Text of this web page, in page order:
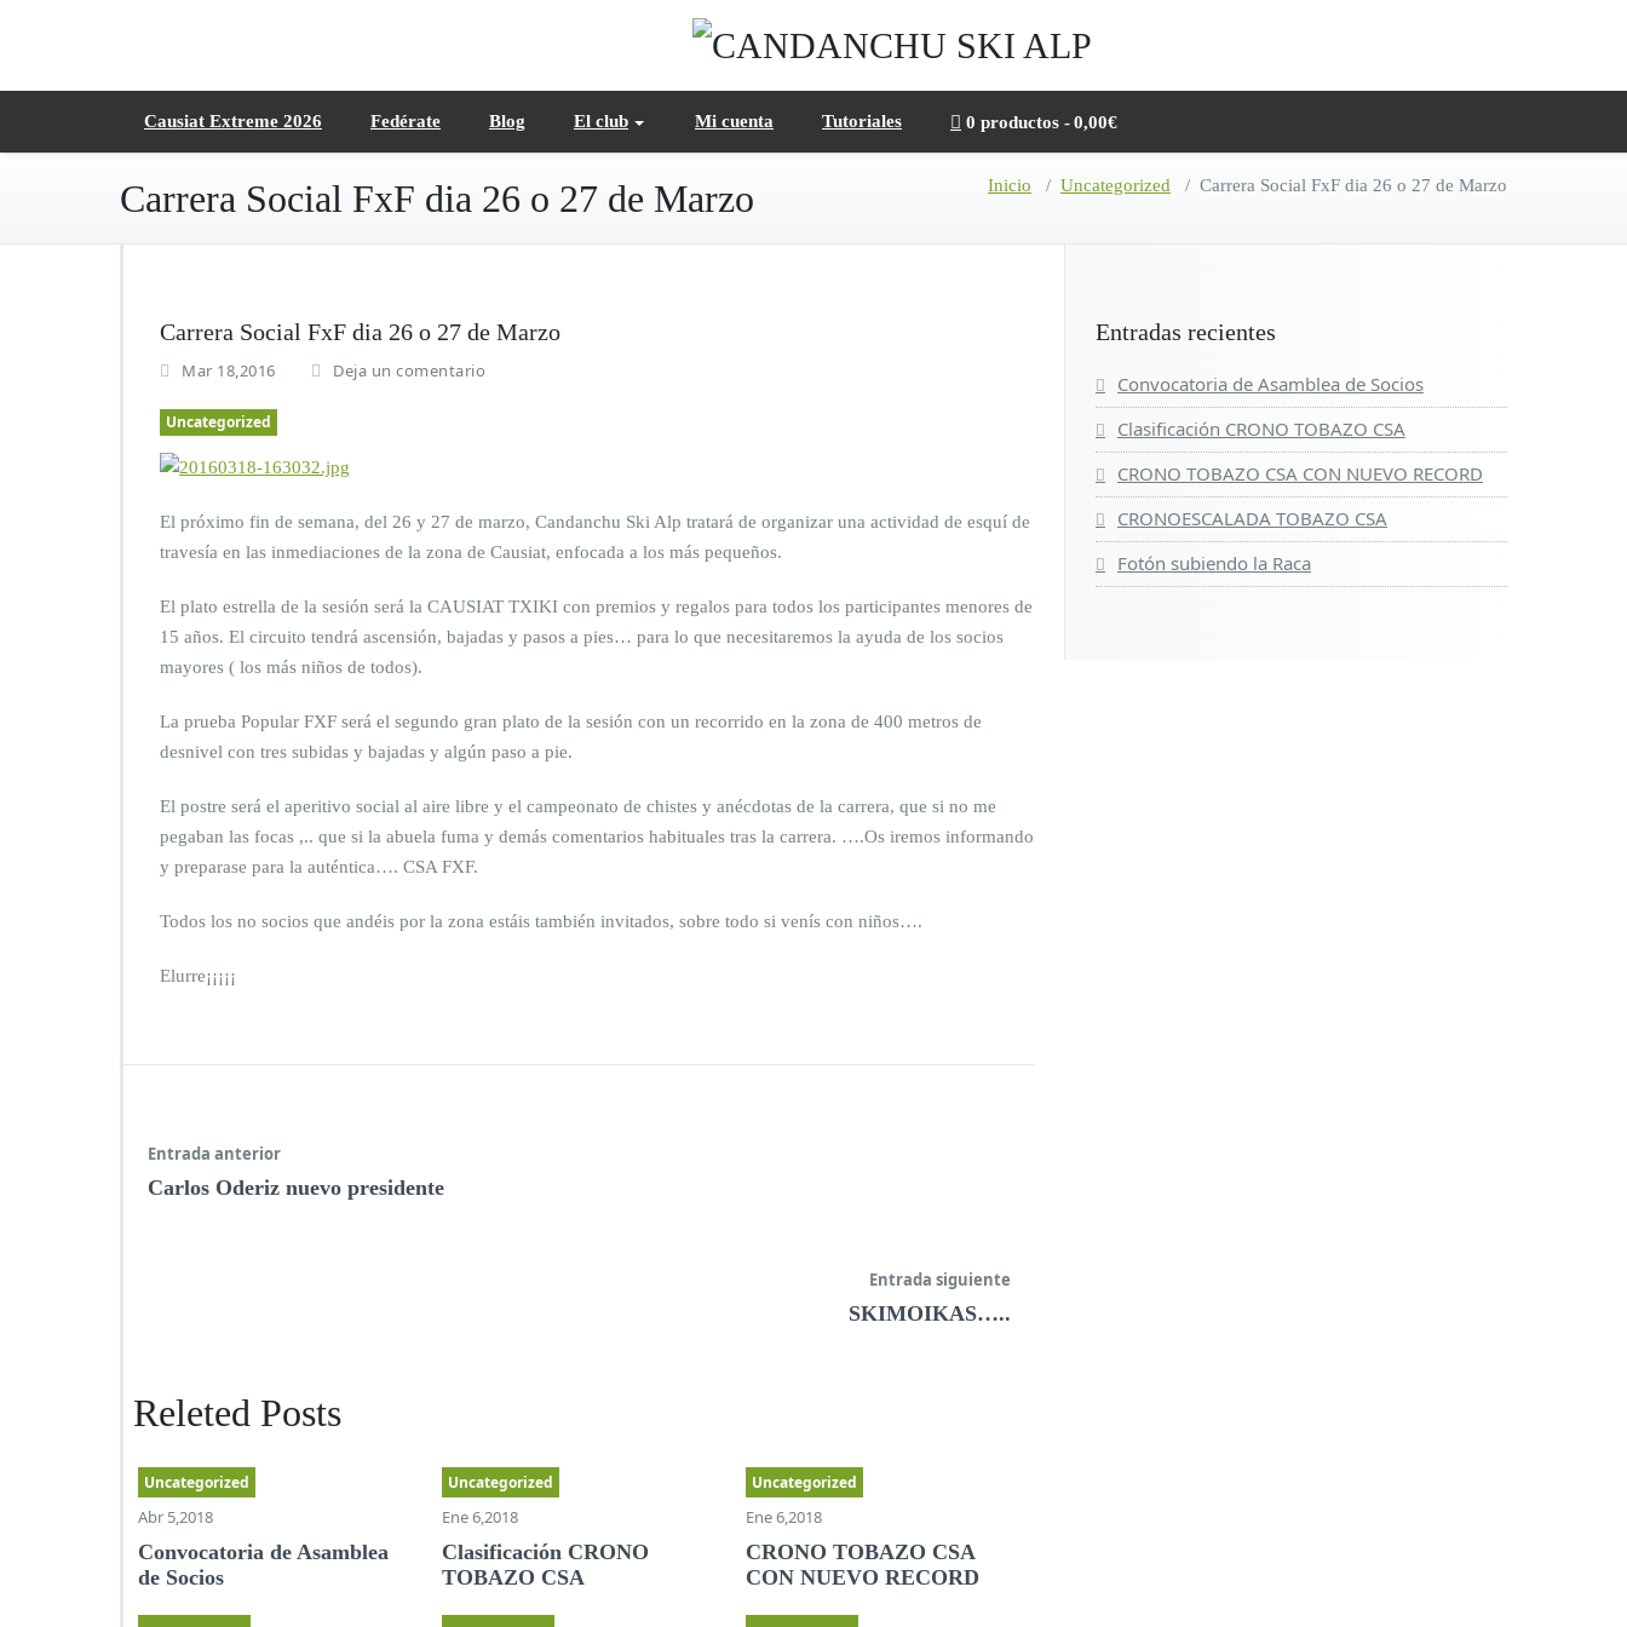
Causiat Extreme 2026 Fedérate Blog El club Mi cuenta Tutoriales 0 productos 0,00€
Carrera Social FxF dia 26 o 27 de Marzo Inicio / Uncategorized / Carrera Social FxF dia 26 o 27 de Marzo
Carrera Social FxF dia 26 o 27 de Marzo
Mar 18,2016 Deja un comentario
Uncategorized
El próximo fin de semana, del 26 y 27 de marzo, Candanchu Ski Alp tratará de organizar una actividad de esquí de
travesía en las inmediaciones de la zona de Causiat, enfocada a los más pequeños.
El plato estrella de la sesión será la CAUSIAT TXIKI con premios y regalos para todos los participantes menores de
15 años. El circuito tendrá ascensión, bajadas y pasos a pies… para lo que necesitaremos la ayuda de los socios
mayores ( los más niños de todos).
La prueba Popular FXF será el segundo gran plato de la sesión con un recorrido en la zona de 400 metros de
desnivel con tres subidas y bajadas y algún paso a pie.
El postre será el aperitivo social al aire libre y el campeonato de chistes y anécdotas de la carrera, que si no me
pegaban las focas ,.. que si la abuela fuma y demás comentarios habituales tras la carrera. ….Os iremos informando
y preparase para la auténtica…. CSA FXF.
Todos los no socios que andéis por la zona estáis también invitados, sobre todo si venís con niños….
Elurre¡¡¡¡¡
Entrada anterior
Carlos Oderiz nuevo presidente
Entrada siguiente
SKIMOIKAS…..
Releted Posts
Uncategorized
Abr 5,2018
Convocatoria de Asamblea
de Socios
Uncategorized
Ene 6,2018
Clasificación CRONO
TOBAZO CSA
Uncategorized
Ene 6,2018
CRONO TOBAZO CSA
CON NUEVO RECORD
Entradas recientes
Convocatoria de Asamblea de Socios
Clasificación CRONO TOBAZO CSA
CRONO TOBAZO CSA CON NUEVO RECORD
CRONOESCALADA TOBAZO CSA
Fotón subiendo la Raca